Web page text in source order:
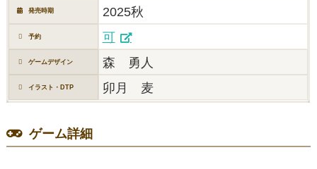
発売時期 2025秋
予約 可
ゲームデザイン 森 勇人
イラスト・DTP 卯月 麦
ゲーム詳細